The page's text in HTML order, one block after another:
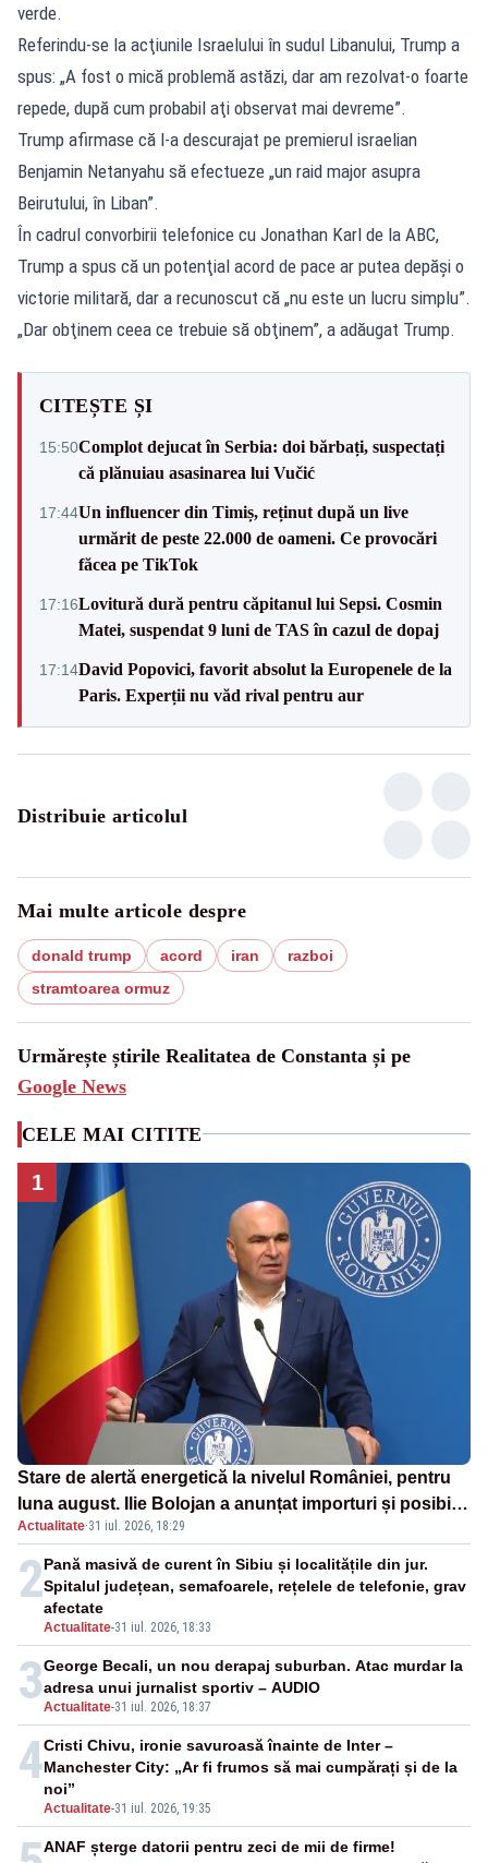
verde.
Referindu-se la acţiunile Israelului în sudul Libanului, Trump a
spus: „A fost o mică problemă astăzi, dar am rezolvat-o foarte
repede, după cum probabil aţi observat mai devreme”.
Trump afirmase că l-a descurajat pe premierul israelian
Benjamin Netanyahu să efectueze „un raid major asupra
Beirutului, în Liban”.
În cadrul convorbirii telefonice cu Jonathan Karl de la ABC,
Trump a spus că un potenţial acord de pace ar putea depăşi o
victorie militară, dar a recunoscut că „nu este un lucru simplu”.
„Dar obţinem ceea ce trebuie să obţinem”, a adăugat Trump.
CITEȘTE ȘI
15:50Complot dejucat în Serbia: doi bărbați, suspectați
că plănuiau asasinarea lui Vučić
17:44Un influencer din Timiș, reținut după un live
urmărit de peste 22.000 de oameni. Ce provocări
făcea pe TikTok
17:16Lovitură dură pentru căpitanul lui Sepsi. Cosmin
Matei, suspendat 9 luni de TAS în cazul de dopaj
17:14David Popovici, favorit absolut la Europenele de la
Paris. Experții nu văd rival pentru aur
Distribuie articolul
Mai multe articole despre
donald trump acord iran
razboi
stramtoarea ormuz
Urmărește știrile Realitatea de Constanta și pe
Google News
CELE MAI CITITE
1
Stare de alertă energetică la nivelul României, pentru
luna august. Ilie Bolojan a anunțat importuri și posibile
restricții – VIDEO
Actualitate·31 iul. 2026, 18:29
2
Actualitate-31 iul. 2026, 18:33
Pană masivă de curent în Sibiu și localitățile din jur.
Spitalul județean, semafoarele, rețelele de telefonie, grav
afectate
3Actualitate-31 iul. 2026, 18:37
George Becali, un nou derapaj suburban. Atac murdar la
adresa unui jurnalist sportiv – AUDIO
4
Actualitate-31 iul. 2026, 19:35
Cristi Chivu, ironie savuroasă înainte de Inter –
Manchester City: „Ar fi frumos să mai cumpărați și de la
noi”
ANAF șterge datorii pentru zeci de mii de firme!